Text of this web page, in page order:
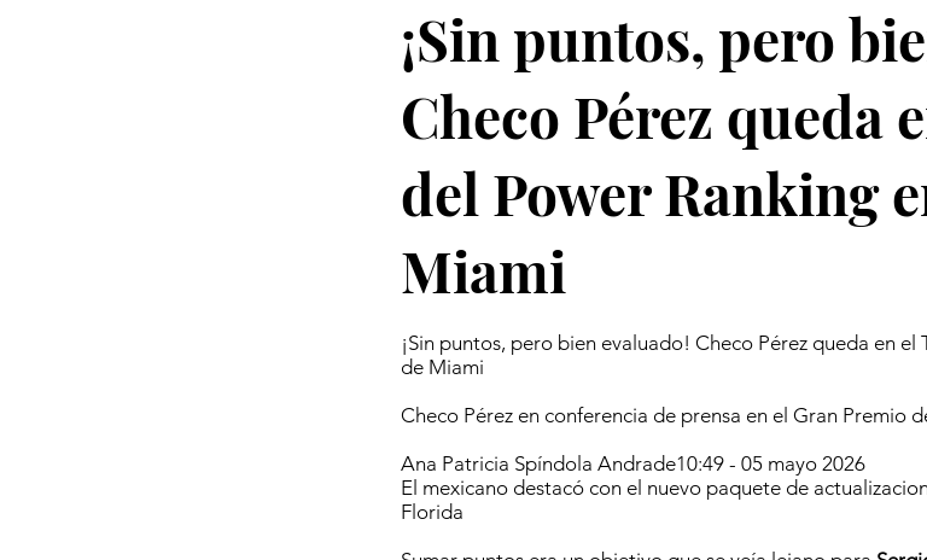
¡Sin puntos, pero
Checo Pérez queda
del Power Ranking
Miami
¡Sin puntos, pero bien evaluado! Checo Pérez queda en el
de Miami
Checo Pérez en conferencia de prensa en el Gran Premio
Ana Patricia Spíndola Andrade10:49 - 05 mayo 2026
El mexicano destacó con el nuevo paquete de
Florida